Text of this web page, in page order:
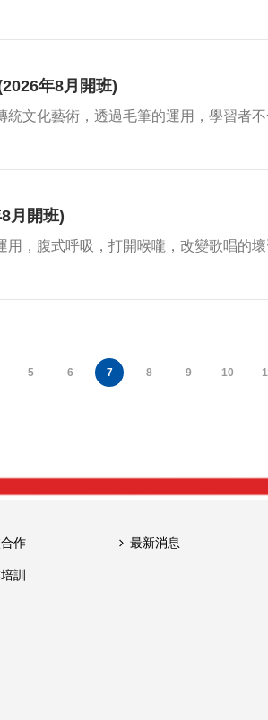
年8月開班)
統文化藝術，透過毛筆的運用，學習者
月開班)
用，腹式呼吸，打開喉嚨，改變歌唱的
5 6 7 8 9 10
作
訓
最新消息